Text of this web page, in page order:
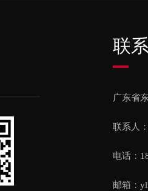
联
广东省
联系人
电话：
邮箱：